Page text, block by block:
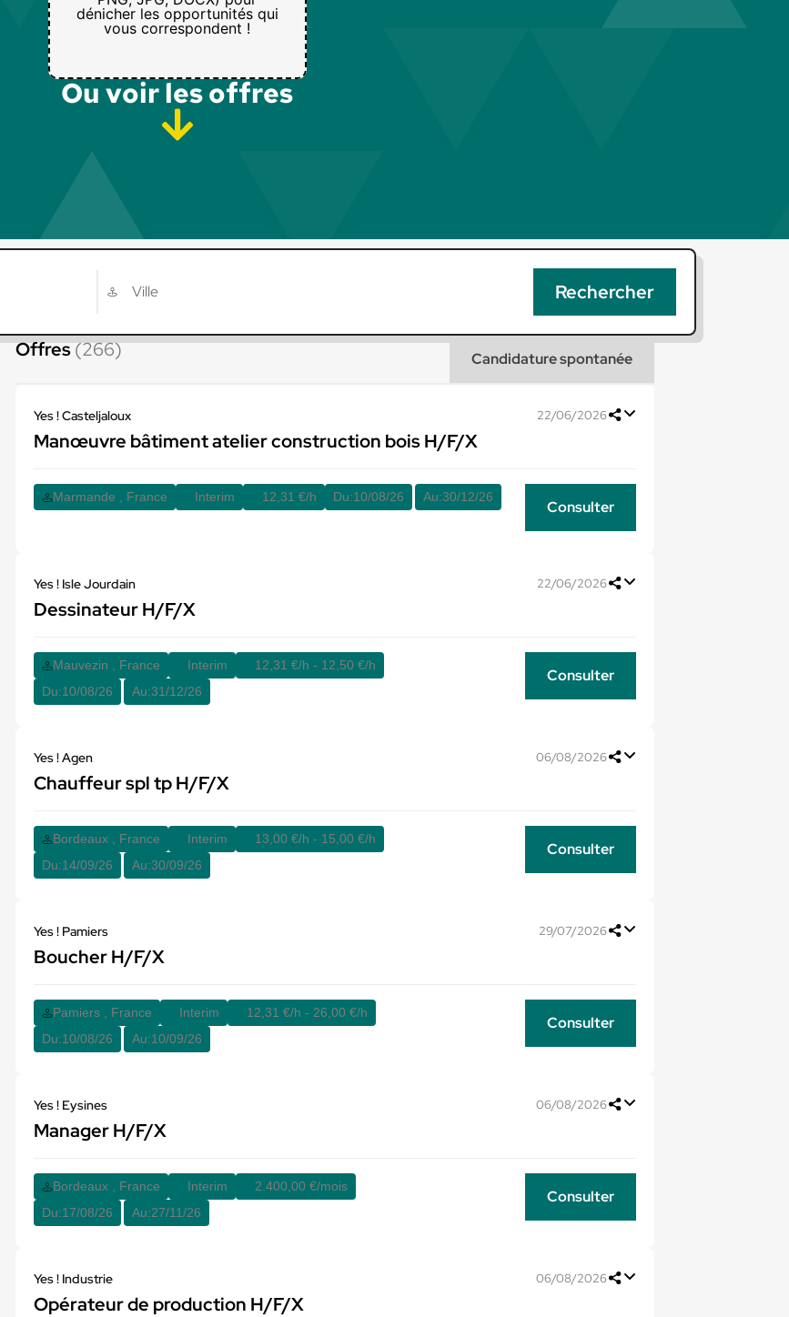
dénicher les opportunités qui
vous correspondent !
Ou voir les offres​
Offres(266) Candidature spontanée
Yes ! Casteljaloux 22/06/2026
Manœuvre bâtiment atelier construction bois H/F/X
Marmande , France Interim 12,31 €/h Du:10/08/26 Au:30/12/26
Consulter
Yes ! Isle Jourdain 22/06/2026
Dessinateur H/F/X
Mauvezin , France Interim
12,31 €/h - 12,50 €/h
Du:10/08/26 Au:31/12/26
Consulter
Yes ! Agen 06/08/2026
Chauffeur spl tp H/F/X
Bordeaux , France Interim
13,00 €/h - 15,00 €/h
Du:14/09/26 Au:30/09/26
Consulter
Yes ! Pamiers 29/07/2026
Boucher H/F/X
Pamiers , France Interim
12,31 €/h - 26,00 €/h
Du:10/08/26 Au:10/09/26
Consulter
Yes ! Eysines 06/08/2026
Manager H/F/X
Bordeaux , France Interim
2.400,00 €/mois
Du:17/08/26 Au:27/11/26
Consulter
Yes ! Industrie 06/08/2026
Opérateur de production H/F/X